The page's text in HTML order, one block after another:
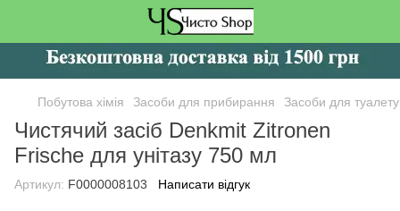
Побутова хімія Засоби для прибирання Засоби для туалету
Чистячий засіб Denkmit Zitronen
Frische для унітазу 750 мл
Артикул: F0000008103 Написати відгук